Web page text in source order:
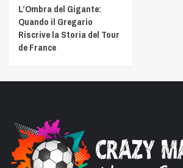
L’Ombra del Gigante:
Quando il Gregario
Riscrive la Storia del Tour
de France